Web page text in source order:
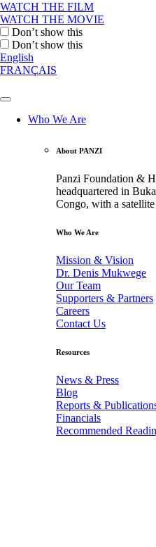
WATCH THE FILM
WATCH THE MOVIE
Don’t show this
Don’t show this
English
FRANÇAIS
Who We Are
About PANZI
Panzi Foundation &
headquartered in
Congo, with a
Who We Are
Mission & Vision
Dr. Denis Mukwege
Our Team
Supporters & Partners
Careers
Contact Us
Resources
News & Press
Blog
Reports &
Financials
Recommended